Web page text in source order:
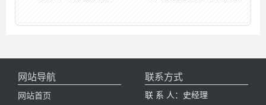
网站导航
网站首页
联系方式
联 系 人：史经理